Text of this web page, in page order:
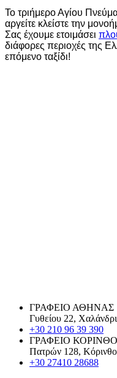
Το τριήμερο Αγίου
αργείτε κλείστε την
Σας έχουμε ετοιμάσει
διάφορες περιοχές της
επόμενο ταξίδι!
ΓΡΑΦΕΙΟ ΑΘΗΝΑΣ
Γυθείου 22,
+30 210 96 39 390
ΓΡΑΦΕΙΟ
Πατρών 128,
+30 27410 28688